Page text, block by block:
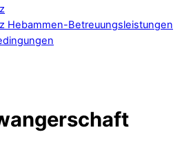
Hebammen-Betreuungsleistungen